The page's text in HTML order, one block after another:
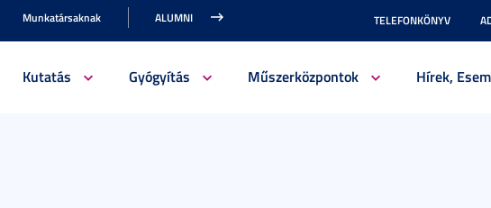
Munkatársaknak ALUMNI TELEFONKÖNYV
Kutatás Gyógyítás Műszerközpontok Hírek,